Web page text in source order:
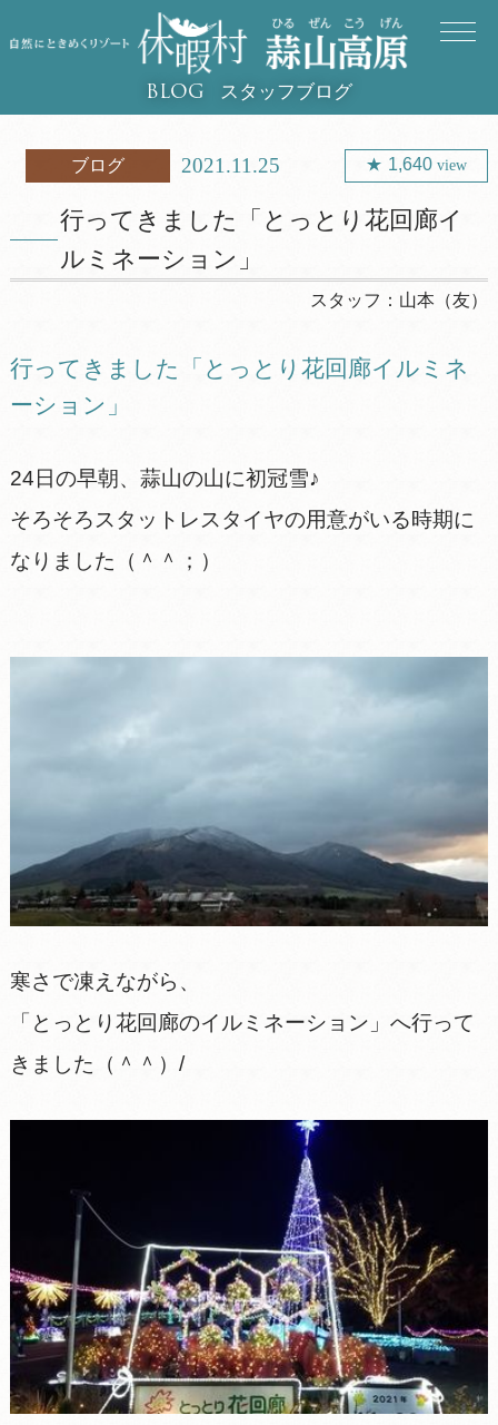
BLOG スタッフブログ
ブログ 2021.11.25 1,640view
行ってきました「とっとり花回廊イ
ルミネーション」
スタッフ： 山本（友）
行ってきました「とっとり花回廊イルミネ
ーション」
24日の早朝、蒜山の山に初冠雪♪
そろそろスタットレスタイヤの用意がいる時期に
なりました（＾＾；）
寒さで凍えながら、
「とっとり花回廊のイルミネーション」へ行って
きました（＾＾）/